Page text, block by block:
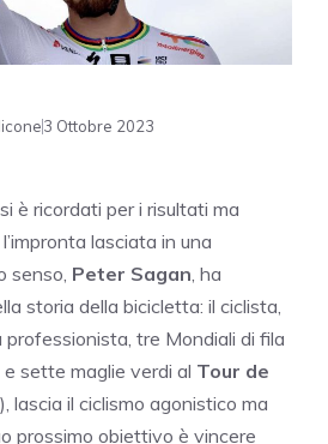
3 Ottobre 2023
è ricordati per i risultati ma
lasciata in una
senso, Peter Sagan , ha
storia della bicicletta: il ciclista,
tre Mondiali di fila
sette maglie verdi al Tour de
lascia il ciclismo agonistico ma
prossimo obiettivo è vincere